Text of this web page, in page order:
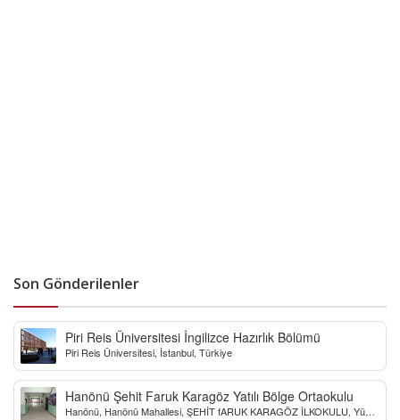
Son Gönderilenler
Piri Reis Üniversitesi İngilizce Hazırlık Bölümü
Piri Reis Üniversitesi, İstanbul, Türkiye
Hanönü Şehit Faruk Karagöz Yatılı Bölge Ortaokulu
Hanönü, Hanönü Mahallesi, ŞEHİT fARUK KARAGÖZ İLKOKULU, Yücel